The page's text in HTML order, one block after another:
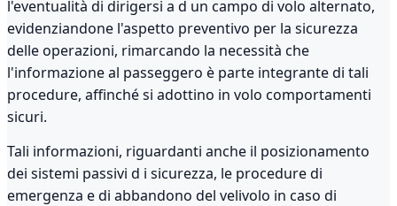
l'eventualità di dirigersi a d un campo di volo alternato,
evidenziandone l'aspetto preventivo per la sicurezza
delle operazioni, rimarcando la necessità che
l'informazione al passeggero è parte integrante di tali
procedure, affinché si adottino in volo comportamenti
sicuri.
Tali informazioni, riguardanti anche il posizionamento
dei sistemi passivi d i sicurezza, le procedure di
emergenza e di abbandono del velivolo in caso di